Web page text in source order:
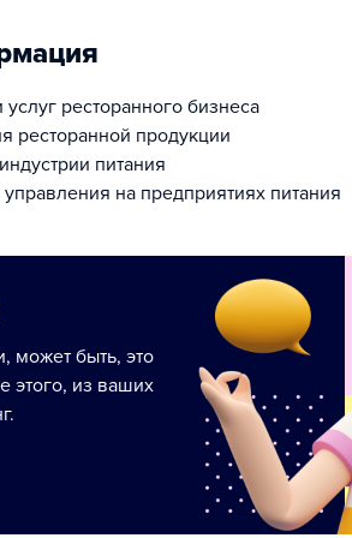
ресторанного бизнеса
ресторанной продукции
питания
на предприятиях питания
может быть, это
этого, из ваших